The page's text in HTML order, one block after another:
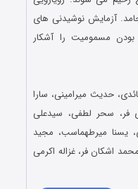
آزمایش نوشیدنی های
مسمومیت را آشکار
حدیث میرامینی، سارا
فر، سحر لطفی، سیدعلی
یسنا میرطهماسب، مجید
اشکان فر، غزاله اکرمی